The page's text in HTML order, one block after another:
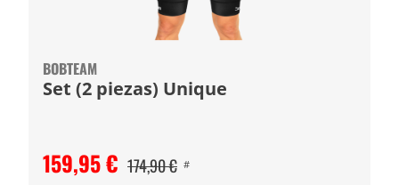
BOBTEAM
Set (2 piezas) Unique
159,95 € 174,90 € #